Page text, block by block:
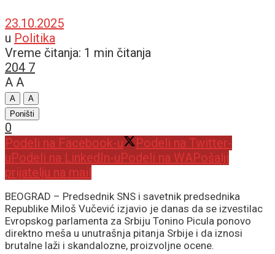
23.10.2025
u Politika
Vreme čitanja: 1 min čitanja
204 7
A A
A
A
Poništi
0
Podeli na Facebook-u
Podeli na Twitter-
uPodeli na LinkedIn-uPodeli na WAPošalji
prijatelju na mail
BEOGRAD – Predsednik SNS i savetnik predsednika
Republike Miloš Vučević izjavio je danas da se izvestilac
Evropskog parlamenta za Srbiju Tonino Picula ponovo
direktno meša u unutrašnja pitanja Srbije i da iznosi
brutalne laži i skandalozne, proizvoljne ocene.